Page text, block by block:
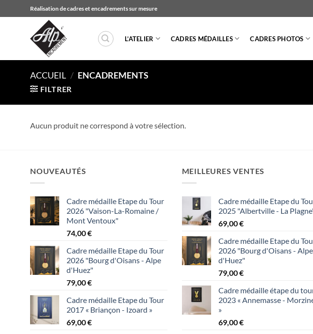
au
Réalisation de cadres et encadrements sur mesure
L’ATELIER CADRES MÉDAILLES CADRES PHOTOS
ACCUEIL / ENCADREMENTS
FILTRER
Aucun produit ne correspond à votre sélection.
NOUVEAUTÉS
Cadre médaille Etape du Tour
2026 "Vaison-La-Romaine /
Mont Ventoux"
74,00€
Cadre médaille Etape du Tour
2026 "Bourg d'Oisans - Alpe
d'Huez"
79,00€
Cadre médaille Etape du Tour
2017 « Briançon - Izoard »
69,00€
MEILLEURES VENTES
Cadre médaille Etape du
2025 "Albertville - La
69,00€
Cadre médaille Etape du
2026 "Bourg d'Oisans - Alpe
d'Huez"
79,00€
Cadre médaille étape du
2023 « Annemasse -
»
69,00€